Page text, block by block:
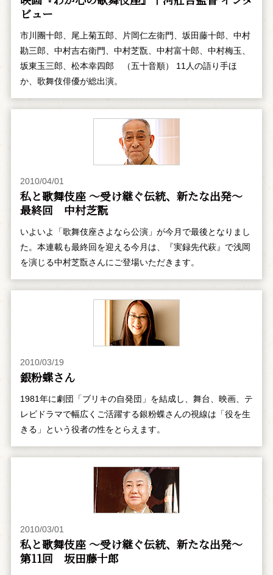
ビュー
市川團十郎、尾上菊五郎、片岡仁左衛門、坂田藤十郎、中村
勘三郎、中村吉右衛門、中村芝翫、中村富十郎、中村梅玉、
坂東玉三郎、松本幸四郎 （五十音順） 11人の語り手ほ
か、歌舞伎俳優が総出演。
2010/04/01
私と歌舞伎座 ～受け継ぐ伝統、新たな出発～
最終回 中村芝翫
いよいよ「歌舞伎座さよなら公演」が今月で最後となりまし
た。本連載も最終回を迎える今月は、『実録先代萩』で浅岡
を演じる中村芝翫さんにご登場いただきます。
2010/03/19
銀粉蝶さん
1981年に劇団「ブリキの自発団」を結成し、舞台、映画、テ
レビドラマで幅広くご活躍する銀粉蝶さんの視線は「役を生
きる」という役者の性をとらえます。
2010/03/01
私と歌舞伎座 ～受け継ぐ伝統、新たな出発～
第11回 坂田藤十郎